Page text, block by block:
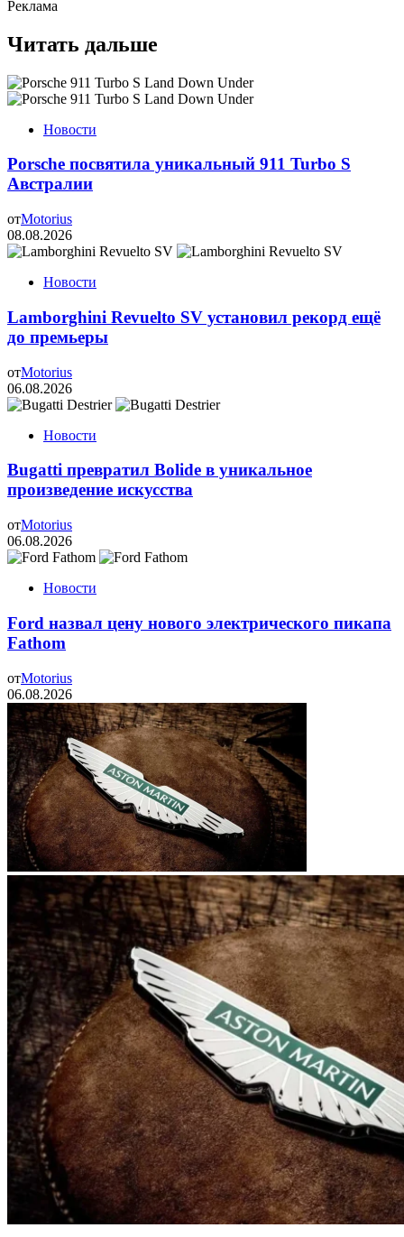
Реклама
Читать дальше
Новости
Porsche посвятила уникальный 911 Turbo S
Австралии
отMotorius
08.08.2026
Новости
Lamborghini Revuelto SV установил рекорд ещё
до премьеры
отMotorius
06.08.2026
Новости
Bugatti превратил Bolide в уникальное
произведение искусства
отMotorius
06.08.2026
Новости
Ford назвал цену нового электрического пикапа
Fathom
отMotorius
06.08.2026